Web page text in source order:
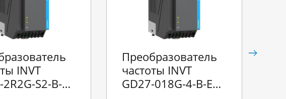
INVT
S2-B-
Преобразователь
частоты INVT
GD27-018G-4-B-EU